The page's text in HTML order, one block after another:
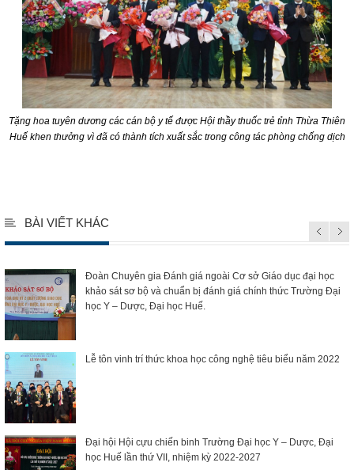
Tặng hoa tuyên dương các cán bộ y tế được Hội thầy thuốc trẻ tỉnh Thừa Thiên
Huế khen thưởng vì đã có thành tích xuất sắc trong công tác phòng chống dịch
BÀI VIẾT KHÁC
Đoàn Chuyên gia Đánh giá ngoài Cơ sở Giáo dục đại học
khảo sát sơ bộ và chuẩn bị đánh giá chính thức Trường Đại
học Y – Dược, Đại học Huế.
Lễ tôn vinh trí thức khoa học công nghệ tiêu biểu năm 2022
Đại hội Hội cựu chiến binh Trường Đại học Y – Dược, Đại
học Huế lần thứ VII, nhiệm kỳ 2022-2027